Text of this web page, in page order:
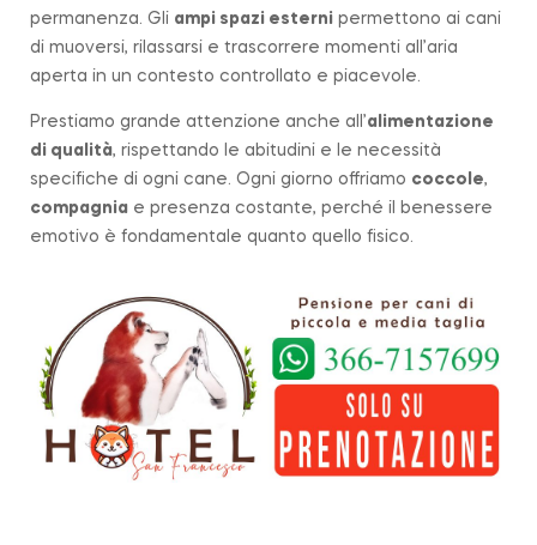
permanenza. Gli ampi spazi esterni permettono ai cani
di muoversi, rilassarsi e trascorrere momenti all’aria
aperta in un contesto controllato e piacevole.
Prestiamo grande attenzione anche all’alimentazione
di qualità, rispettando le abitudini e le necessità
specifiche di ogni cane. Ogni giorno offriamo coccole,
compagnia e presenza costante, perché il benessere
emotivo è fondamentale quanto quello fisico.